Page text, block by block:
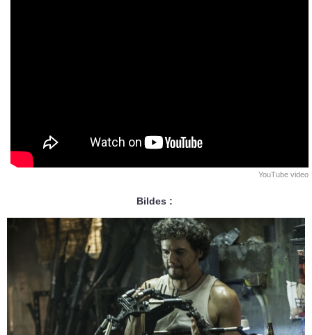
YouTube video
Bildes :